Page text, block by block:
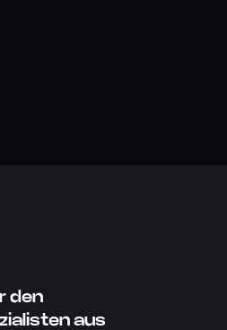
den
aus